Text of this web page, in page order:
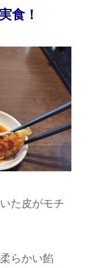
食！
た皮がモチ
らかい餡